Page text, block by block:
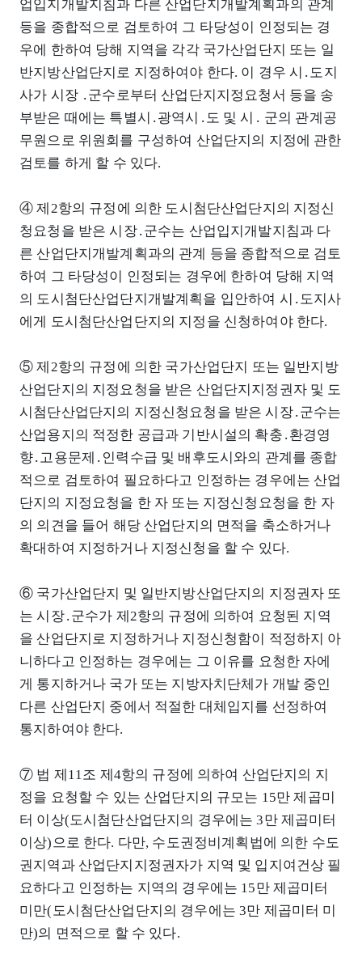
업입지개발지침과 다른 산업단지개발계획과의 관계
등을 종합적으로 검토하여 그 타당성이 인정되는 경
우에 한하여 당해 지역을 각각 국가산업단지 또는 일
반지방산업단지로 지정하여야 한다. 이 경우 시․도지
사가 시장 ․군수로부터 산업단지지정요청서 등을 송
부받은 때에는 특별시․광역시․도 및 시․ 군의 관계공
무원으로 위원회를 구성하여 산업단지의 지정에 관한
검토를 하게 할 수 있다.
④ 제2항의 규정에 의한 도시첨단산업단지의 지정신
청요청을 받은 시장․군수는 산업입지개발지침과 다
른 산업단지개발계획과의 관계 등을 종합적으로 검토
하여 그 타당성이 인정되는 경우에 한하여 당해 지역
의 도시첨단산업단지개발계획을 입안하여 시․도지사
에게 도시첨단산업단지의 지정을 신청하여야 한다.
⑤ 제2항의 규정에 의한 국가산업단지 또는 일반지방
산업단지의 지정요청을 받은 산업단지지정권자 및 도
시첨단산업단지의 지정신청요청을 받은 시장․군수는
산업용지의 적정한 공급과 기반시설의 확충․환경영
향․고용문제․인력수급 및 배후도시와의 관계를 종합
적으로 검토하여 필요하다고 인정하는 경우에는 산업
단지의 지정요청을 한 자 또는 지정신청요청을 한 자
의 의견을 들어 해당 산업단지의 면적을 축소하거나
확대하여 지정하거나 지정신청을 할 수 있다.
⑥ 국가산업단지 및 일반지방산업단지의 지정권자 또
는 시장․군수가 제2항의 규정에 의하여 요청된 지역
을 산업단지로 지정하거나 지정신청함이 적정하지 아
니하다고 인정하는 경우에는 그 이유를 요청한 자에
게 통지하거나 국가 또는 지방자치단체가 개발 중인
다른 산업단지 중에서 적절한 대체입지를 선정하여
통지하여야 한다.
⑦ 법 제11조 제4항의 규정에 의하여 산업단지의 지
정을 요청할 수 있는 산업단지의 규모는 15만 제곱미
터 이상(도시첨단산업단지의 경우에는 3만 제곱미터
이상)으로 한다. 다만, 수도권정비계획법에 의한 수도
권지역과 산업단지지정권자가 지역 및 입지여건상 필
요하다고 인정하는 지역의 경우에는 15만 제곱미터
미만(도시첨단산업단지의 경우에는 3만 제곱미터 미
만)의 면적으로 할 수 있다.